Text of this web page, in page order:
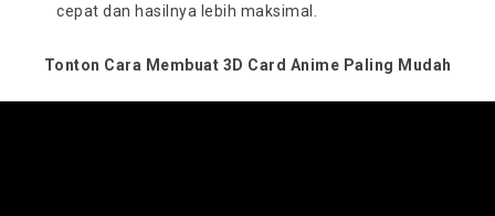
cepat dan hasilnya lebih maksimal.
Tonton Cara Membuat 3D Card Anime Paling Mudah